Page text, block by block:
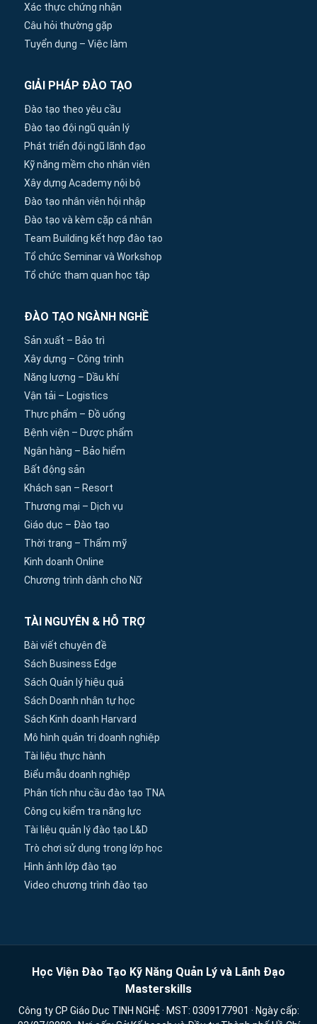
Xác thực chứng nhận
Câu hỏi thường gặp
Tuyển dụng – Việc làm
GIẢI PHÁP ĐÀO TẠO
Đào tạo theo yêu cầu
Đào tạo đội ngũ quản lý
Phát triển đội ngũ lãnh đạo
Kỹ năng mềm cho nhân viên
Xây dựng Academy nội bộ
Đào tạo nhân viên hội nhập
Đào tạo và kèm cặp cá nhân
Team Building kết hợp đào tạo
Tổ chức Seminar và Workshop
Tổ chức tham quan học tập
ĐÀO TẠO NGÀNH NGHỀ
Sản xuất – Bảo trì
Xây dựng – Công trình
Năng lượng – Dầu khí
Vận tải – Logistics
Thực phẩm – Đồ uống
Bệnh viện – Dược phẩm
Ngân hàng – Bảo hiểm
Bất động sản
Khách sạn – Resort
Thương mại – Dịch vụ
Giáo dục – Đào tạo
Thời trang – Thẩm mỹ
Kinh doanh Online
Chương trình dành cho Nữ
TÀI NGUYÊN & HỖ TRỢ
Bài viết chuyên đề
Sách Business Edge
Sách Quản lý hiệu quả
Sách Doanh nhân tự học
Sách Kinh doanh Harvard
Mô hình quản trị doanh nghiệp
Tài liệu thực hành
Biểu mẫu doanh nghiệp
Phân tích nhu cầu đào tạo TNA
Công cụ kiểm tra năng lực
Tài liệu quản lý đào tạo L&D
Trò chơi sử dụng trong lớp học
Hình ảnh lớp đào tạo
Video chương trình đào tạo
Học Viện Đào Tạo Kỹ Năng Quản Lý và Lãnh Đạo
Masterskills
Công ty CP Giáo Dục TINH NGHỆ · MST: 0309177901 · Ngày cấp: